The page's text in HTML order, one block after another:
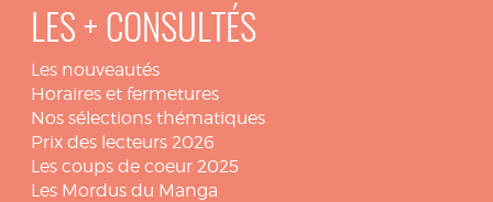
LES + CONSULTÉS
Les nouveautés
Horaires et fermetures
Nos sélections thématiques
Prix des lecteurs 2026
Les coups de coeur 2025
Les Mordus du Manga